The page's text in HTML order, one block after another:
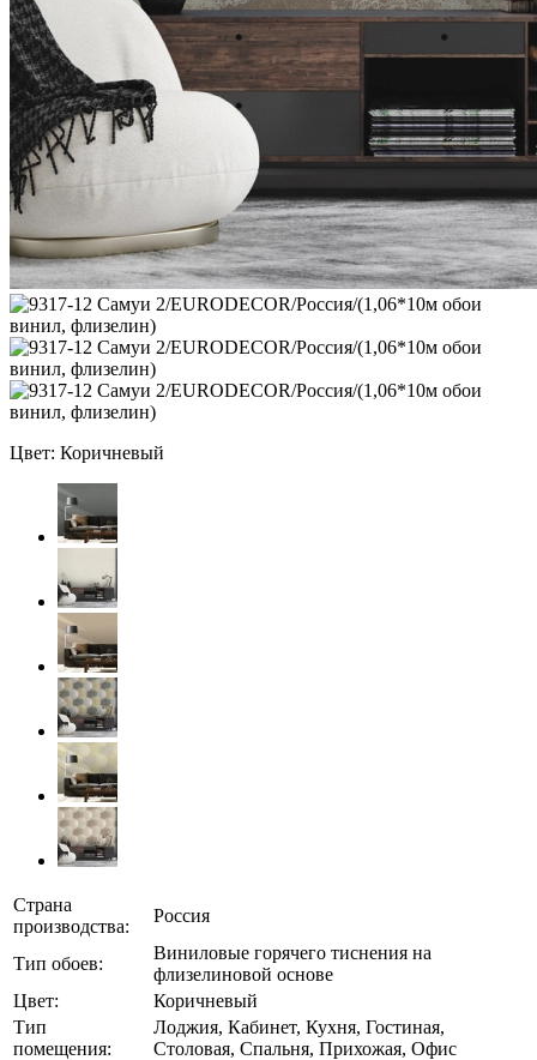
Цвет: Коричневый
Страна
производства:
Россия
Тип обоев:
Виниловые горячего тиснения на
флизелиновой основе
Цвет:
Коричневый
Тип
помещения:
Лоджия, Кабинет, Кухня, Гостиная,
Столовая, Спальня, Прихожая, Офис